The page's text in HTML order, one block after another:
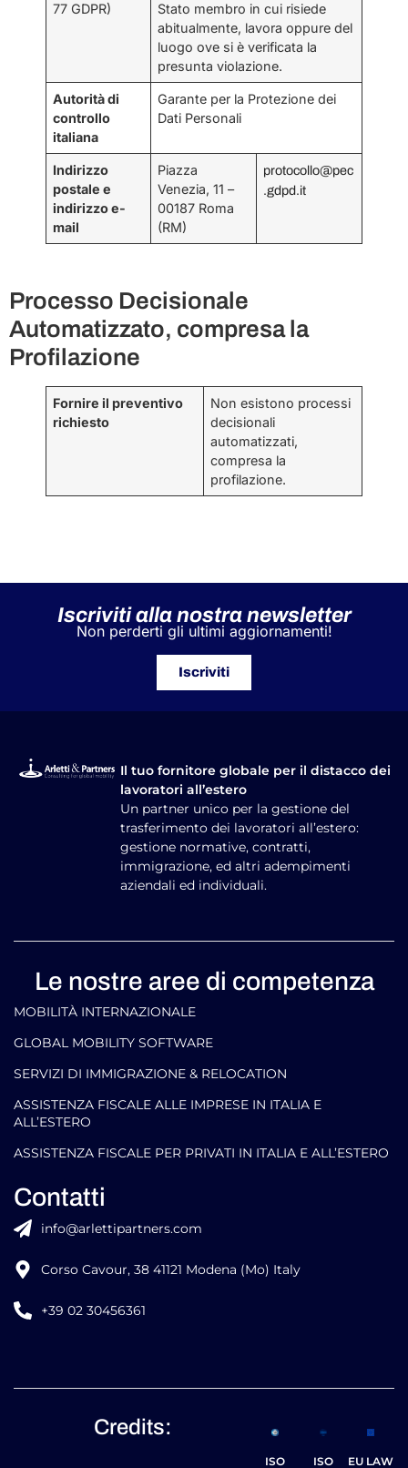
77 GDPR)
Stato membro in cui risiede
abitualmente, lavora oppure del
luogo ove si è verificata la
presunta violazione.
Autorità di
controllo
italiana
Garante per la Protezione dei
Dati Personali
Indirizzo
postale e
indirizzo e-
mail
Piazza
Venezia, 11 –
00187 Roma
(RM)
protocollo@pec
.gdpd.it
Processo Decisionale
Automatizzato, compresa la
Profilazione
Fornire il preventivo
richiesto
Non esistono processi
decisionali
automatizzati,
compresa la
profilazione.
Iscriviti alla nostra newsletter
Non perderti gli ultimi aggiornamenti!
Iscriviti
Il tuo fornitore globale per il distacco dei
lavoratori all’estero
Un partner unico per la gestione del
trasferimento dei lavoratori all’estero:
gestione normative, contratti,
immigrazione, ed altri adempimenti
aziendali ed individuali.
Le nostre aree di competenza
MOBILITÀ INTERNAZIONALE
GLOBAL MOBILITY SOFTWARE​
SERVIZI DI IMMIGRAZIONE & RELOCATION
ASSISTENZA FISCALE ALLE IMPRESE IN ITALIA E
ALL’ESTERO
ASSISTENZA FISCALE PER PRIVATI IN ITALIA E ALL’ESTERO
Contatti
info@arlettipartners.com
Corso Cavour, 38 41121 Modena (Mo) Italy
+39 02 30456361
Credits:
ISO ISO EU LAW